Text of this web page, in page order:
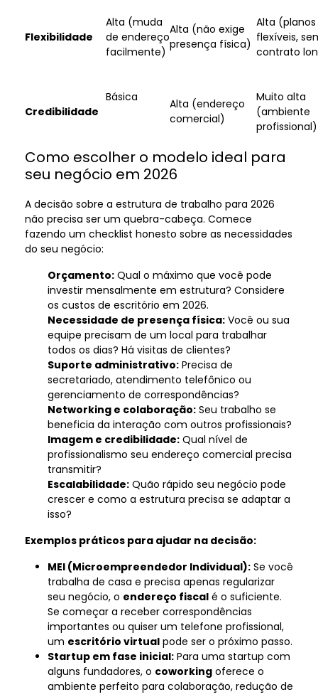
Flexibilidade
Alta (muda
de endereço
facilmente)
Alta (não exige
presença física)
Alta (planos
flexíveis,
contrato
Credibilidade
Básica
Alta (endereço
comercial)
Muito alta
(ambiente
profissional)
Como escolher o modelo ideal para
seu negócio em 2026
A decisão sobre a estrutura de trabalho para 2026
não precisa ser um quebra-cabeça. Comece
fazendo um checklist honesto sobre as necessidades
do seu negócio:
Orçamento: Qual o máximo que você pode
investir mensalmente em estrutura? Considere
os custos de escritório em 2026.
Necessidade de presença física: Você ou sua
equipe precisam de um local para trabalhar
todos os dias? Há visitas de clientes?
Suporte administrativo: Precisa de
secretariado, atendimento telefônico ou
gerenciamento de correspondências?
Networking e colaboração: Seu trabalho se
beneficia da interação com outros profissionais?
Imagem e credibilidade: Qual nível de
profissionalismo seu endereço comercial precisa
transmitir?
Escalabilidade: Quão rápido seu negócio pode
crescer e como a estrutura precisa se adaptar a
isso?
Exemplos práticos para ajudar na decisão:
MEI (Microempreendedor Individual): Se você
trabalha de casa e precisa apenas regularizar
seu negócio, o endereço fiscal é o suficiente.
Se começar a receber correspondências
importantes ou quiser um telefone profissional,
um escritório virtual pode ser o próximo passo.
Startup em fase inicial: Para uma startup com
alguns fundadores, o coworking oferece o
ambiente perfeito para colaboração, redução de